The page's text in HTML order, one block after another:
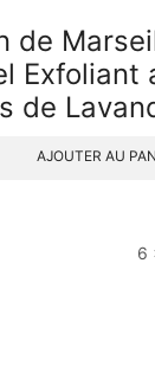
de
Exfoliant
de
AJOUTER AU
6